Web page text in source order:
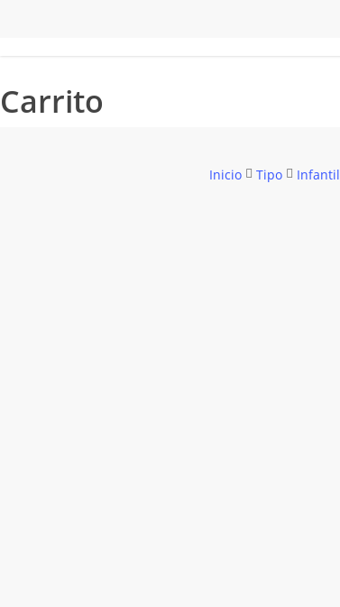
Carrito
Inicio Tipo Infantil